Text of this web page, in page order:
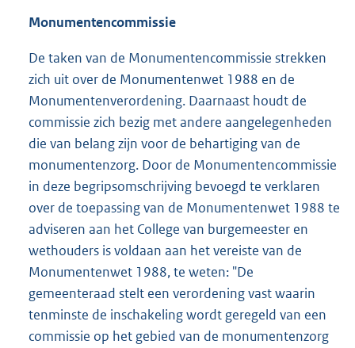
Monumentencommissie
De taken van de Monumentencommissie strekken
zich uit over de Monumentenwet 1988 en de
Monumentenverordening. Daarnaast houdt de
commissie zich bezig met andere aangelegenheden
die van belang zijn voor de behartiging van de
monumentenzorg. Door de Monumentencommissie
in deze begripsomschrijving bevoegd te verklaren
over de toepassing van de Monumentenwet 1988 te
adviseren aan het College van burgemeester en
wethouders is voldaan aan het vereiste van de
Monumentenwet 1988, te weten: "De
gemeenteraad stelt een verordening vast waarin
tenminste de inschakeling wordt geregeld van een
commissie op het gebied van de monumentenzorg